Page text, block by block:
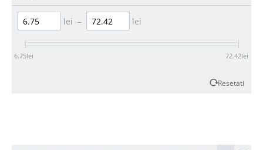
lei – lei
6.75lei 72.42lei
Resetati